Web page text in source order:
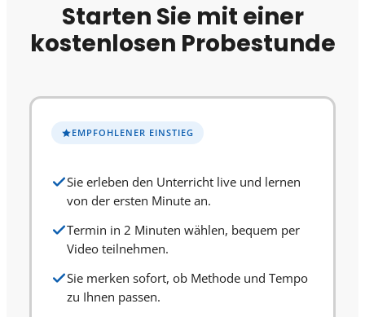
Starten Sie mit einer
kostenlosen Probestunde
EMPFOHLENER EINSTIEG
Sie erleben den Unterricht live und lernen
von der ersten Minute an.
Termin in 2 Minuten wählen, bequem per
Video teilnehmen.
Sie merken sofort, ob Methode und Tempo
zu Ihnen passen.